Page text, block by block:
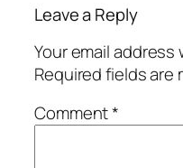
Leave a Reply
Your email
Required fields are
Comment*